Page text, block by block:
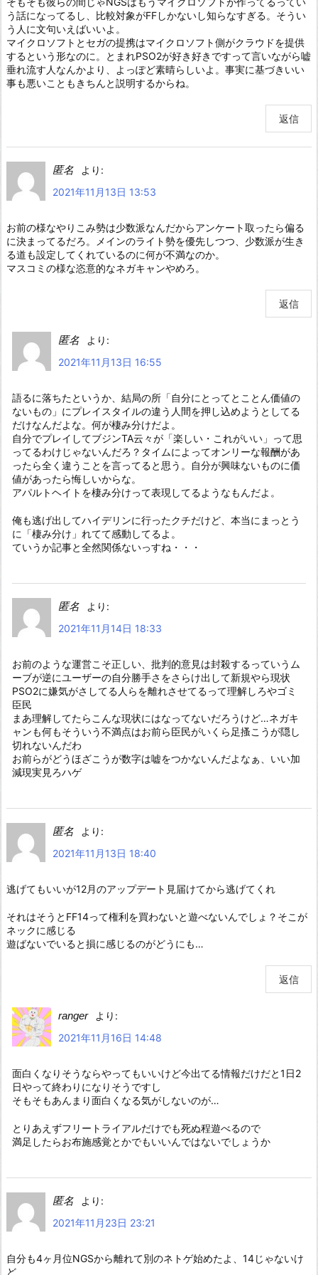
う話になってるし、比較対象がFFしかないし知らなすぎる。そうい
う人に文句いえばいいよ。
マイクロソフトとセガの提携はマイクロソフト側がクラウドを提供
するという形なのに。とまれPSO2が好き好きですって言いながら嘘
垂れ流す人なんかより、よっぽど素晴らしいよ。事実に基づきいい
事も悪いこともきちんと説明するからね。
返信
匿名
より:
2021年11月13日 13:53
お前の様なやりこみ勢は少数派なんだからアンケート取ったら偏る
に決まってるだろ。メインのライト勢を優先しつつ、少数派が生き
る道も設定してくれているのに何が不満なのか。
マスコミの様な恣意的なネガキャンやめろ。
返信
匿名
より:
2021年11月13日 16:55
語るに落ちたというか、結局の所「自分にとってとことん価値の
ないもの」にプレイスタイルの違う人間を押し込めようとしてる
だけなんだよな。何が棲み分けだよ。
自分でプレイしてブジンTA云々が「楽しい・これがいい」って思
ってるわけじゃないんだろ？タイムによってオンリーな報酬があ
ったら全く違うことを言ってると思う。自分が興味ないものに価
値があったら悔しいからな。
アパルトヘイトを棲み分けって表現してるようなもんだよ。
俺も逃げ出してハイデリンに行ったクチだけど、本当にまっとう
に「棲み分け」れてて感動してるよ。
ていうか記事と全然関係ないっすね・・・
匿名
より:
2021年11月14日 18:33
お前のような運営こそ正しい、批判的意見は封殺するっていうム
ーブが逆にユーザーの自分勝手さをさらけ出して新規やら現状
PSO2に嫌気がさしてる人らを離れさせてるって理解しろやゴミ
臣民
まあ理解してたらこんな現状にはなってないだろうけど…ネガキ
ャンも何もそういう不満点はお前ら臣民がいくら足搔こうが隠し
切れないんだわ
お前らがどうほざこうが数字は嘘をつかないんだよなぁ、いい加
減現実見ろハゲ
匿名
より:
2021年11月13日 18:40
逃げてもいいが12月のアップデート見届けてから逃げてくれ
それはそうとFF14って権利を買わないと遊べないんでしょ？そこが
ネックに感じる
遊ばないでいると損に感じるのがどうにも…
返信
ranger
より:
2021年11月16日 14:48
面白くなりそうならやってもいいけど今出てる情報だけだと1日2
日やって終わりになりそうですし
そもそもあんまり面白くなる気がしないのが…
とりあえずフリートライアルだけでも死ぬ程遊べるので
満足したらお布施感覚とかでもいいんではないでしょうか
匿名
より:
2021年11月23日 23:21
自分も4ヶ月位NGSから離れて別のネトゲ始めたよ、14じゃないけ
ど